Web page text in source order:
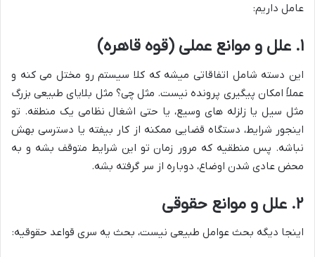
عامل داریم:
۱. علل و موانع عملی (قوه قاهره)
این دسته شامل اتفاقاتی میشه که کلا سیستم رو مختل می کنه و
عملاً امکان پیگیری پرونده نیست. مثل چی؟ مثل بلایای طبیعی بزرگ
مثل سیل یا زلزله های وسیع، یا حتی اشغال نظامی یک منطقه. تو
اینجور شرایط، دستگاه قضایی ممکنه از کار بیفته یا دسترسی بهش
نباشه. پس منطقیه که مرور زمان تو این شرایط متوقف بشه و به
محض عادی شدن اوضاع، دوباره از سر گرفته بشه.
۲. علل و موانع حقوقی
اینجا دیگه بحث عوامل طبیعی نیست، بحث یه سری قواعد حقوقیه: